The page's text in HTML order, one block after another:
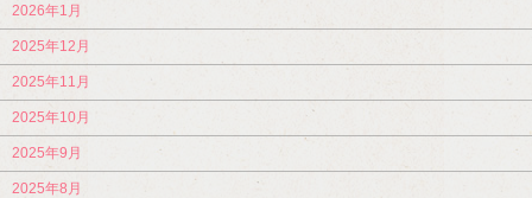
2026年1月
2025年12月
2025年11月
2025年10月
2025年9月
2025年8月